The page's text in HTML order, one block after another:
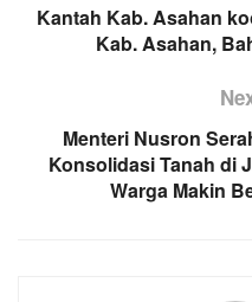
Kantah Kab. Asahan
Kab. Asahan,
Menteri Nusron
Konsolidasi Tanah di
Warga Makin